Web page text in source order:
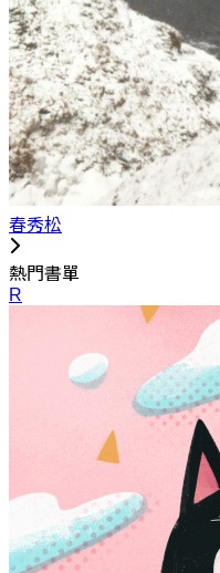
春秀松
熱門書單
R